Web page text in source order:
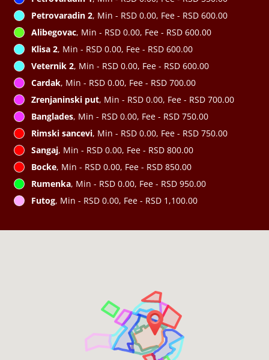
Petrovaradin 2, Min - RSD 0.00, Fee - RSD 600.00
Alibegovac, Min - RSD 0.00, Fee - RSD 600.00
Klisa 2, Min - RSD 0.00, Fee - RSD 600.00
Veternik 2, Min - RSD 0.00, Fee - RSD 600.00
Cardak, Min - RSD 0.00, Fee - RSD 700.00
Zrenjaninski put, Min - RSD 0.00, Fee - RSD 700.00
Banglades, Min - RSD 0.00, Fee - RSD 750.00
Rimski sancevi, Min - RSD 0.00, Fee - RSD 750.00
Sangaj, Min - RSD 0.00, Fee - RSD 800.00
Bocke, Min - RSD 0.00, Fee - RSD 850.00
Rumenka, Min - RSD 0.00, Fee - RSD 950.00
Futog, Min - RSD 0.00, Fee - RSD 1,100.00